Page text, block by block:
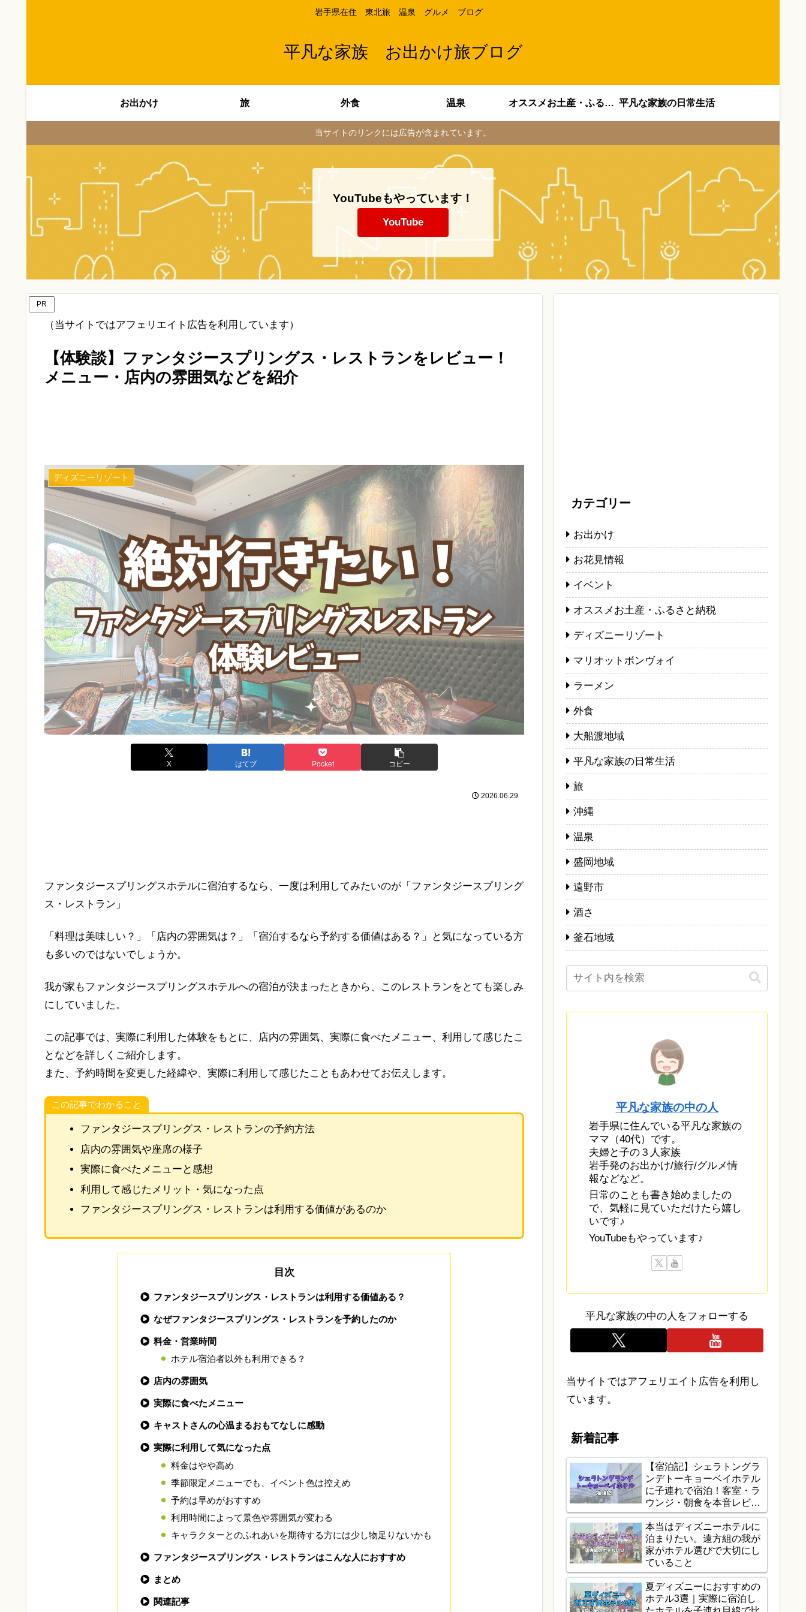
岩手県在住 東北旅 温泉 グルメ ブログ
平凡な家族 お出かけ旅ブログ
お出かけ 旅 外食 温泉 オススメお土産・ふるさと納税 平凡な家族の日常生活
当サイトのリンクには広告が含まれています。
YouTubeもやっています！
YouTube
PR
（当サイトではアフェリエイト広告を利用しています）
【体験談】ファンタジースプリングス・レストランをレビュー！
メニュー・店内の雰囲気などを紹介
ディズニーリゾート
X はてブ Pocket コピー
2026.06.29
ファンタジースプリングスホテルに宿泊するなら、一度は利用してみたいのが「ファンタジースプリング
ス・レストラン」
「料理は美味しい？」「店内の雰囲気は？」「宿泊するなら予約する価値はある？」と気になっている方
も多いのではないでしょうか。
我が家もファンタジースプリングスホテルへの宿泊が決まったときから、このレストランをとても楽しみ
にしていました。
この記事では、実際に利用した体験をもとに、店内の雰囲気、実際に食べたメニュー、利用して感じたこ
となどを詳しくご紹介します。
また、予約時間を変更した経緯や、実際に利用して感じたこともあわせてお伝えします。
この記事でわかること
ファンタジースプリングス・レストランの予約方法
店内の雰囲気や座席の様子
実際に食べたメニューと感想
利用して感じたメリット・気になった点
ファンタジースプリングス・レストランは利用する価値があるのか
目次
ファンタジースプリングス・レストランは利用する価値ある？
なぜファンタジースプリングス・レストランを予約したのか
料金・営業時間
ホテル宿泊者以外も利用できる？
店内の雰囲気
実際に食べたメニュー
キャストさんの心温まるおもてなしに感動
実際に利用して気になった点
料金はやや高め
季節限定メニューでも、イベント色は控えめ
予約は早めがおすすめ
利用時間によって景色や雰囲気が変わる
キャラクターとのふれあいを期待する方には少し物足りないかも
ファンタジースプリングス・レストランはこんな人におすすめ
まとめ
関連記事
カテゴリー
お出かけ
お花見情報
イベント
オススメお土産・ふるさと納税
ディズニーリゾート
マリオットボンヴォイ
ラーメン
外食
大船渡地域
平凡な家族の日常生活
旅
沖縄
温泉
盛岡地域
遠野市
酒さ
釜石地域
平凡な家族の中の人
岩手県に住んでいる平凡な家族の
ママ（40代）です。
夫婦と子の３人家族
岩手発のお出かけ/旅行/グルメ情
報などなど。
日常のことも書き始めましたの
で、気軽に見ていただけたら嬉し
いです♪
YouTubeもやっています♪
平凡な家族の中の人をフォローする
当サイトではアフェリエイト広告を利用し
ています。
新着記事
【宿泊記】シェラトングラ
ンデトーキョーベイホテル
に子連れで宿泊！客室・ラ
ウンジ・朝食を本音レビュ
ー
本当はディズニーホテルに
泊まりたい。遠方組の我が
家がホテル選びで大切にし
ていること
夏ディズニーにおすすめの
ホテル3選｜実際に宿泊し